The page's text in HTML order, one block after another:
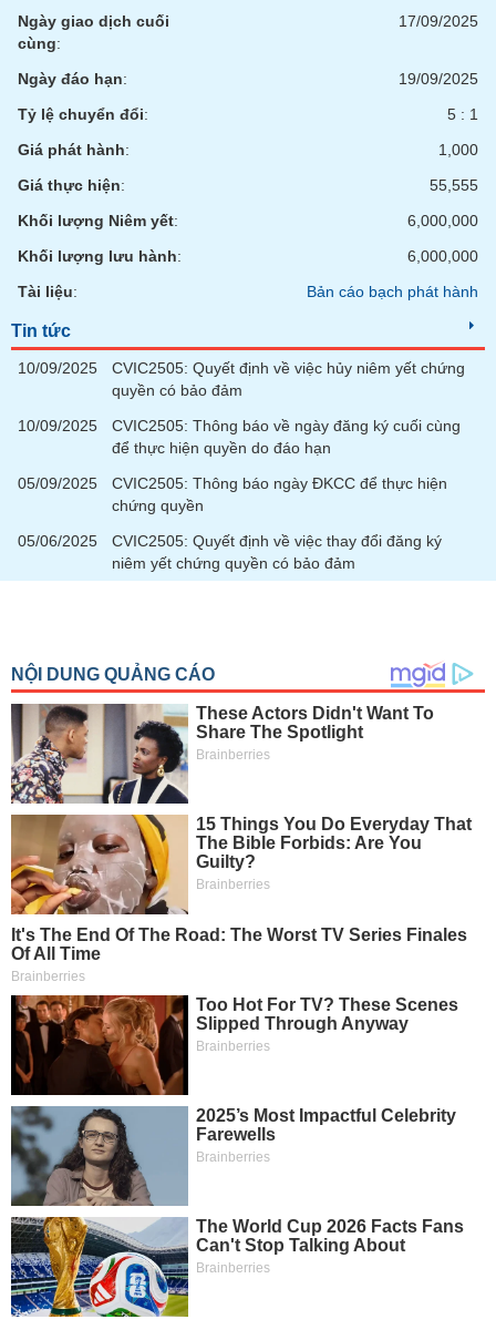
Ngày giao dịch cuối
cùng:
17/09/2025
Ngày đáo hạn:
19/09/2025
Tỷ lệ chuyển đổi:
5 : 1
Giá phát hành:
1,000
Giá thực hiện:
55,555
Khối lượng Niêm yết:
6,000,000
Khối lượng lưu hành:
6,000,000
Tài liệu: Bản cáo bạch phát hành
Tin tức
10/09/2025
CVIC2505: Quyết định về việc hủy niêm yết chứng
quyền có bảo đảm
10/09/2025
CVIC2505: Thông báo về ngày đăng ký cuối cùng
để thực hiện quyền do đáo hạn
05/09/2025
CVIC2505: Thông báo ngày ĐKCC để thực hiện
chứng quyền
05/06/2025
CVIC2505: Quyết định về việc thay đổi đăng ký
niêm yết chứng quyền có bảo đảm